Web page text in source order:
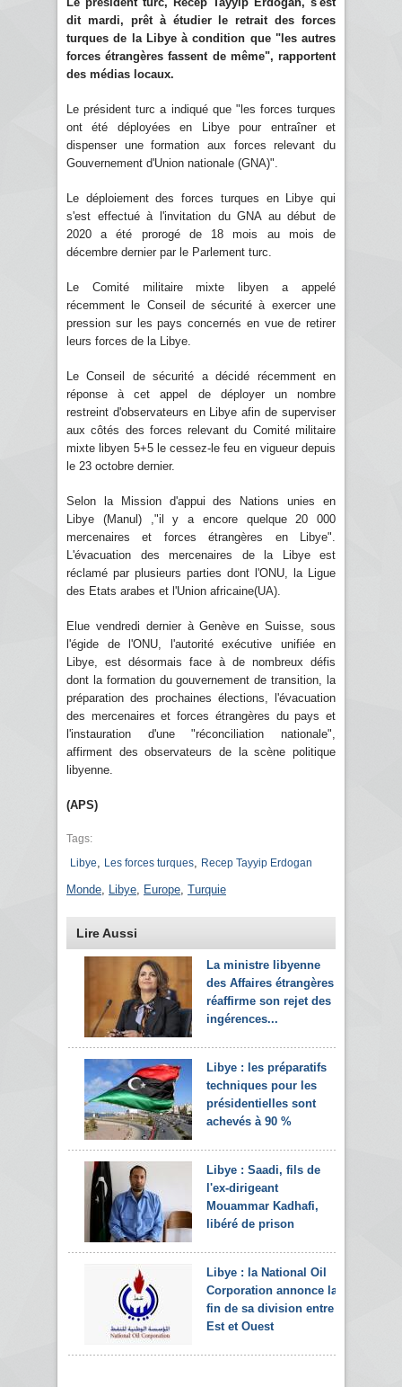
dit mardi, prêt à étudier le retrait des forces
turques de la Libye à condition que "les autres
forces étrangères fassent de même", rapportent
des médias locaux.
Le président turc a indiqué que "les forces turques
ont été déployées en Libye pour entraîner et
dispenser une formation aux forces relevant du
Gouvernement d'Union nationale (GNA)".
Le déploiement des forces turques en Libye qui
s'est effectué à l'invitation du GNA au début de
2020 a été prorogé de 18 mois au mois de
décembre dernier par le Parlement turc.
Le Comité militaire mixte libyen a appelé
récemment le Conseil de sécurité à exercer une
pression sur les pays concernés en vue de retirer
leurs forces de la Libye.
Le Conseil de sécurité a décidé récemment en
réponse à cet appel de déployer un nombre
restreint d'observateurs en Libye afin de superviser
aux côtés des forces relevant du Comité militaire
mixte libyen 5+5 le cessez-le feu en vigueur depuis
le 23 octobre dernier.
Selon la Mission d'appui des Nations unies en
Libye (Manul) ,"il y a encore quelque 20 000
mercenaires et forces étrangères en Libye".
L'évacuation des mercenaires de la Libye est
réclamé par plusieurs parties dont l'ONU, la Ligue
des Etats arabes et l'Union africaine(UA).
Elue vendredi dernier à Genève en Suisse, sous
l'égide de l'ONU, l'autorité exécutive unifiée en
Libye, est désormais face à de nombreux défis
dont la formation du gouvernement de transition, la
préparation des prochaines élections, l'évacuation
des mercenaires et forces étrangères du pays et
l'instauration d'une "réconciliation nationale",
affirment des observateurs de la scène politique
libyenne.
(APS)
Tags:
Libye
Les forces turques Recep Tayyip Erdogan
Monde Libye Europe Turquie
Lire Aussi
La ministre libyenne
des Affaires étrangères
réaffirme son rejet des
ingérences...
Libye : les préparatifs
techniques pour les
présidentielles sont
achevés à 90 %
Libye : Saadi, fils de
l'ex-dirigeant
Mouammar Kadhafi,
libéré de prison
Libye : la National Oil
Corporation annonce la
fin de sa division entre
Est et Ouest